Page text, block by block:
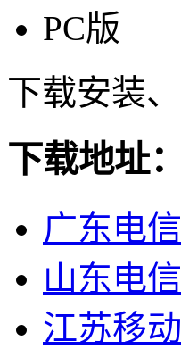
PC版
下载安装
下载地址：
广东电
山东电
江苏移